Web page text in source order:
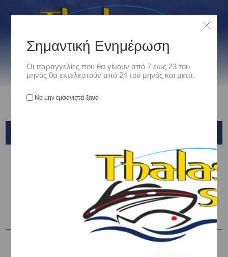
ΚΑΣΕΛΑΚΙΑ - ΤΣΑΝΤΕΣ - ΘΗΚΕΣ /
ΚΑΣΕΛΑΚΙΑ - ΚΑΣΕΤΙΝΕΣ / TOP ONE
Σημαντική Ενημέρωση
Οι παραγγελίες που θα γίνουν από 7 εως 23 του
μηνός θα εκτελεστούν από 24 του μηνός και μετά.
Να μην εμφανιστεί ξανά